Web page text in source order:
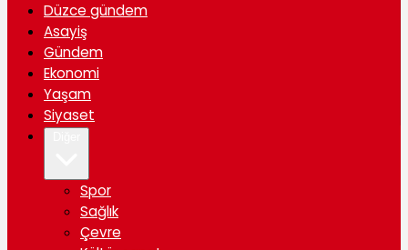
Düzce gündem
Asayiş
Gündem
Ekonomi
Yaşam
Siyaset
Spor
Sağlık
Çevre